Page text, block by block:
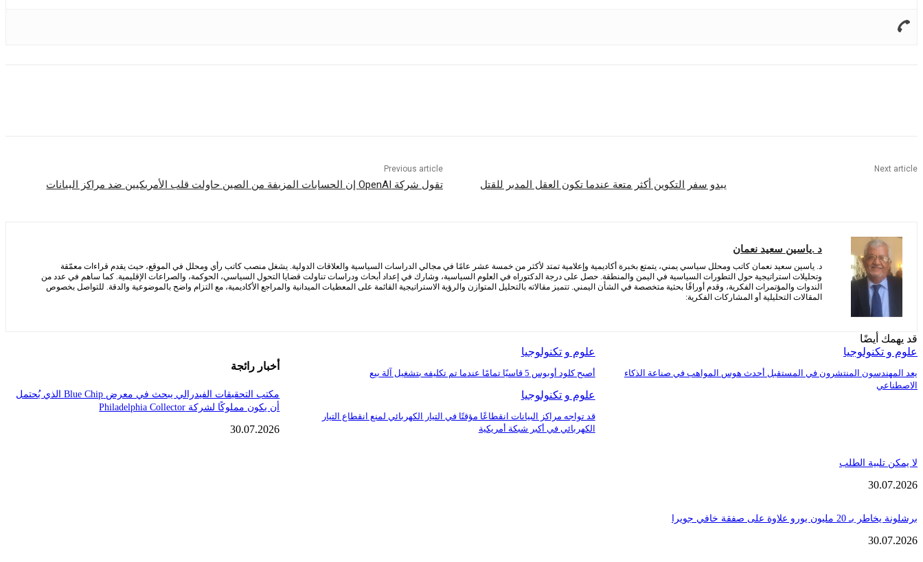
Previous article
تقول شركة OpenAI إن الحسابات المزيفة من الصين حاولت قلب الأمريكيين ضد مراكز البيانات
Next article
يبدو سفر التكوين أكثر متعة عندما تكون العقل المدبر للقتل
د .ياسين سعيد نعمان
د. ياسين سعيد نعمان كاتب ومحلل سياسي يمني، يتمتع بخبرة أكاديمية وإعلامية تمتد لأكثر من خمسة عشر عامًا في مجالي الدراسات السياسية والعلاقات الدولية. يشغل منصب كاتب رأي ومحلل في الموقع، حيث يقدم قراءات معمّقة
وتحليلات استراتيجية حول التطورات السياسية في اليمن والمنطقة. حصل على درجة الدكتوراه في العلوم السياسية، وشارك في إعداد أبحاث ودراسات تناولت قضايا التحول السياسي، الحوكمة، والصراعات الإقليمية. كما ساهم في عدد من
الندوات والمؤتمرات الفكرية، وقدم أوراقًا بحثية متخصصة في الشأن اليمني. تتميز مقالاته بالتحليل المتوازن والرؤية الاستراتيجية القائمة على المعطيات الميدانية والمراجع الأكاديمية، مع التزام واضح بالموضوعية والدقة. للتواصل بخصوص
المقالات التحليلية أو المشاركات الفكرية:
قد يهمك أيضًا
علوم و تكنولوجيا
يعد المهندسون المنتشرون في المستقبل أحدث هوس المواهب في صناعة الذكاء
الاصطناعي
علوم و تكنولوجيا
أصبح كلود أوبوس 5 قاسيًا تمامًا عندما تم تكليفه بتشغيل آلة بيع
علوم و تكنولوجيا
قد تواجه مراكز البيانات انقطاعًا مؤقتًا في التيار الكهربائي لمنع انقطاع التيار
الكهربائي في أكبر شبكة أمريكية
أخبار رائجة
مكتب التحقيقات الفيدرالي يبحث في معرض Blue Chip الذي يُحتمل
أن يكون مملوكًا لشركة Philadelphia Collector
30.07.2026
لا يمكن تلبية الطلب
30.07.2026
برشلونة يخاطر بـ 20 مليون يورو علاوة على صفقة خافي جويرا
30.07.2026